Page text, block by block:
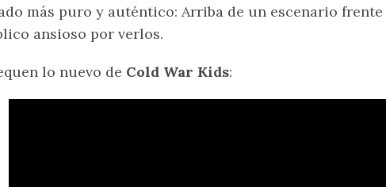
más puro y auténtico: Arriba de un escenario
ansioso por verlos.
lo nuevo de Cold War Kids: